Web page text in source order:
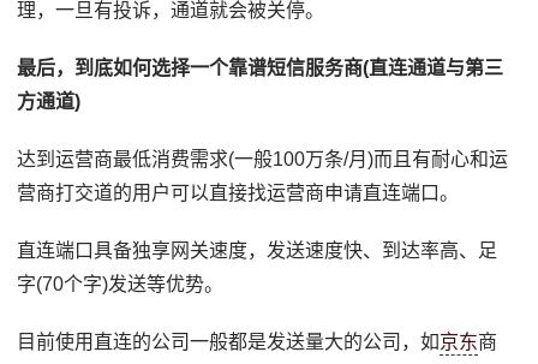
理，一旦有投诉，通道就会被关停。
最后，到底如何选择一个靠谱短信服务商(直连通道与第三
方通道)
达到运营商最低消费需求(一般100万条/月)而且有耐心和运
营商打交道的用户可以直接找运营商申请直连端口。
直连端口具备独享网关速度，发送速度快、到达率高、足
字(70个字)发送等优势。
目前使用直连的公司一般都是发送量大的公司，如京东商